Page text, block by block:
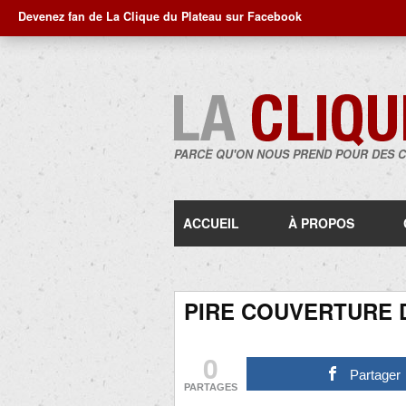
Devenez fan de La Clique du Plateau sur Facebook
PARCE QU'ON NOUS PREND POUR DES
ACCUEIL À PROPOS
PIRE COUVERTURE
0
PARTAGES
Partager